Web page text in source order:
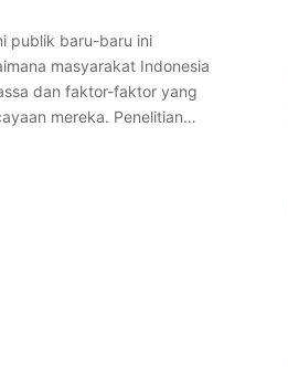
publik baru-baru ini
masyarakat Indonesia
dan faktor-faktor yang
mereka. Penelitian…